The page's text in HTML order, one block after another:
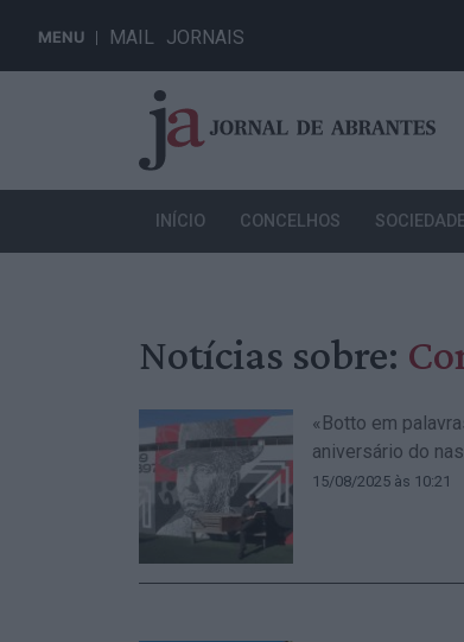
MENU MAIL JORNAIS
INÍCIO CONCELHOS SOCIEDADE
Notícias sobre:
«Botto em
aniversário do
15/08/2025 às 10:21